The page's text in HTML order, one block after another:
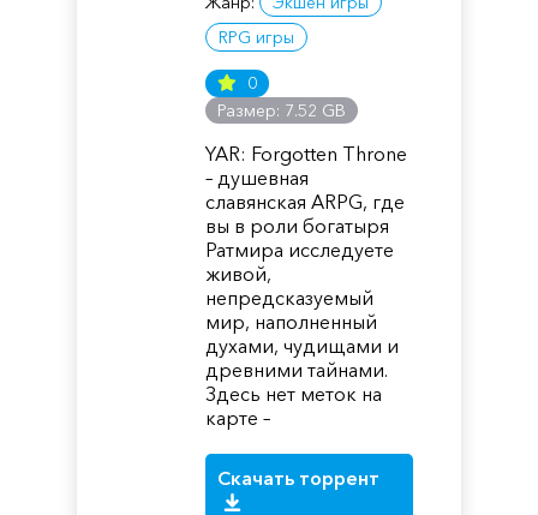
RPG игры
0
Размер: 7.52 GB
YAR: Forgotten Throne
– душевная
славянская ARPG, где
вы в роли богатыря
Ратмира исследуете
живой,
непредсказуемый
мир, наполненный
духами, чудищами и
древними тайнами.
Здесь нет меток на
карте –
Скачать торрент